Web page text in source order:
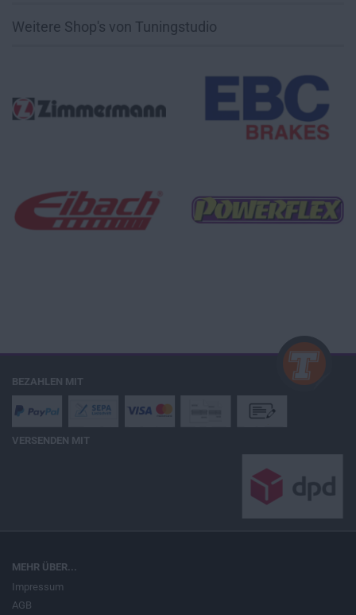
Weitere Shop's von Tuningstudio
BEZAHLEN MIT
VERSENDEN MIT
MEHR ÜBER...
Impressum
AGB